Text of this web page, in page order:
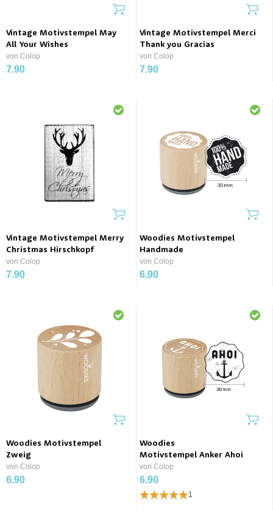
Vintage Motivstempel May
All Your Wishes
von Colop
7.90
Vintage Motivstempel Merci
Thank you Gracias
von Colop
7.90
Vintage Motivstempel Merry
Christmas Hirschkopf
von Colop
7.90
Woodies Motivstempel
Handmade
von Colop
6.90
Woodies Motivstempel
Zweig
von Colop
6.90
Woodies
Motivstempel Anker Ahoi
von Colop
6.90
1